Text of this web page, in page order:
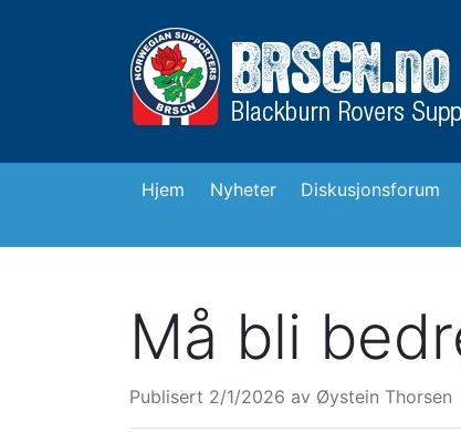
Hjem Nyheter Diskusjonsforum
Må bli
Publisert 2/1/2026 av Øystein Thorsen